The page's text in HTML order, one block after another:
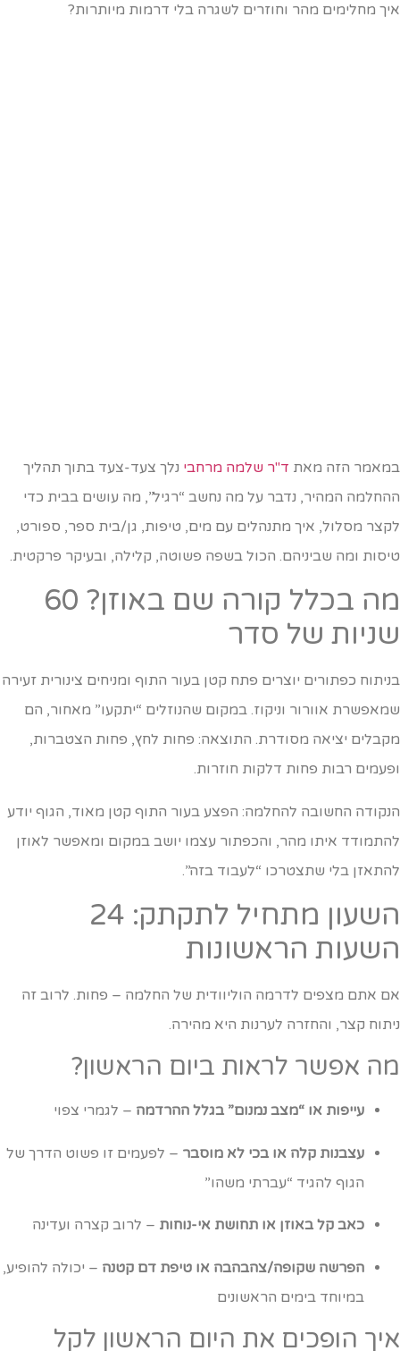
מחלימים מהר וחוזרים לשגרה בלי דרמות מיותרות?
הזה מאתד"ר שלמה מרחבינלך צעד-צעד בתוך תהליך
המהיר, נדבר על מה נחשב “רגיל”, מה עושים בבית כדי
מסלול, איך מתנהלים עם מים, טיפות, גן/בית ספר, ספורט,
ומה שביניהם. הכול בשפה פשוטה, קלילה, ובעיקר פרקטית.
מה בכלל קורה שם באוזן? 60
של סדר
כפתורים יוצרים פתח קטן בעור התוף ומניחים צינורית זעירה
אוורור וניקוז. במקום שהנוזלים “יתקעו” מאחור, הם
יציאה מסודרת. התוצאה: פחות לחץ, פחות הצטברות,
רבות פחות דלקות חוזרות.
החשובה להחלמה: הפצע בעור התוף קטן מאוד, הגוף יודע
איתו מהר, והכפתור עצמו יושב במקום ומאפשר לאוזן
בלי שתצטרכו “לעבוד בזה”.
השעון מתחיל לתקתק: 24
הראשונות
אתם מצפים לדרמה הוליוודית של החלמה – פחות. לרוב זה
קצר, והחזרה לערנות היא מהירה.
אפשר לראות ביום הראשון?
עייפות או “מצב נמנום” בגלל ההרדמה– לגמרי צפוי
עצבנות קלה או בכי לא מוסבר– לפעמים זו פשוט הדרך של
הגוף להגיד “עברתי משהו”
כאב קל באוזן או תחושת אי-נוחות– לרוב קצרה ועדינה
הפרשה שקופה/צהבהבה או טיפת דם קטנה– יכולה להופיע,
במיוחד בימים הראשונים
הופכים את היום הראשון לקל